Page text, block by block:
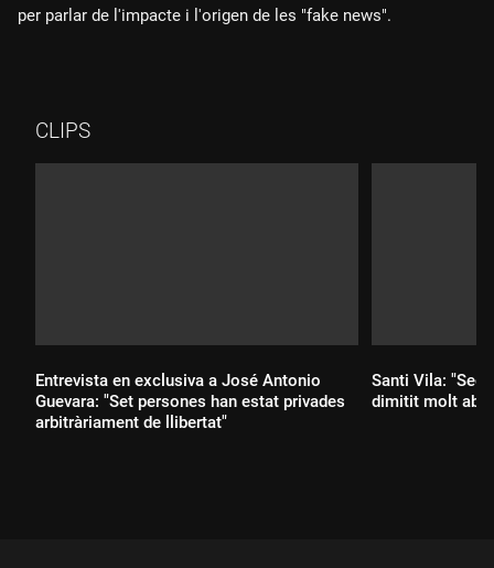
per parlar de l'impacte i l'origen de les "fake news".
CLIPS
Entrevista en exclusiva a José Antonio
Guevara: "Set persones han estat privades
arbitràriament de llibertat"
Santi Vila:
dimitit molt